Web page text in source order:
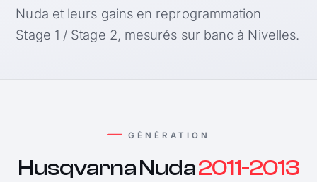
Nuda et leurs gains en reprogrammation
Stage 1 / Stage 2, mesurés sur banc à Nivelles.
GÉNÉRATION
Husqvarna Nuda2011-2013